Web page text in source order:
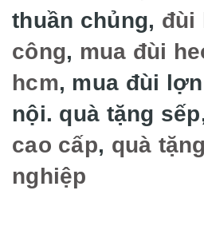
thuần chủng, đùi
công, mua đùi
hcm, mua đùi
nội. quà tặng
cao cấp, quà
nghiệp